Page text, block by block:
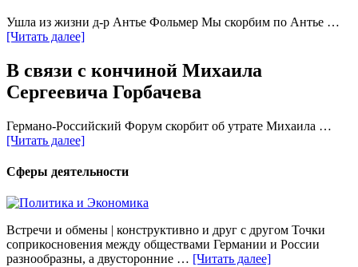
Ушла из жизни д-р Антье Фольмер Мы скорбим по Антье …
[Читать далее]
В связи с кончиной Михаила
Сергеевича Горбачева
Германо-Российский Форум скорбит об утрате Михаила …
[Читать далее]
Сферы деятельности
Встречи и обмены | конструктивно и друг с другом Точки
соприкосновения между обществами Германии и России
разнообразны, а двусторонние … [Читать далее]